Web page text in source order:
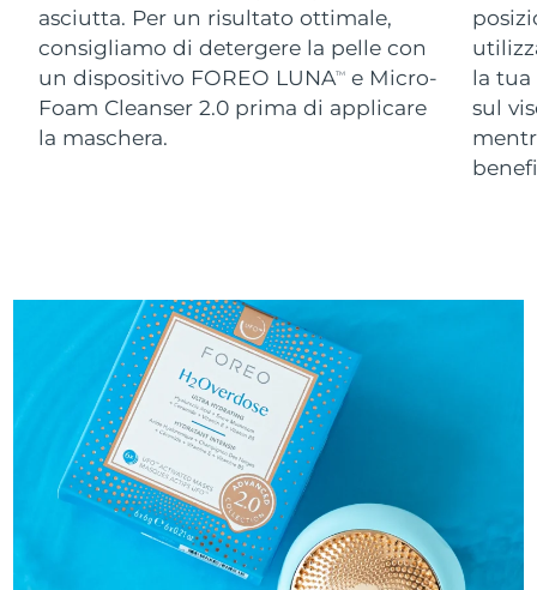
asciutta. Per un risultato ottimale,
consigliamo di detergere la pelle con
un dispositivo FOREO LUNATM
e Micro-
Foam Cleanser 2.0 prima di applicare
la maschera.
la tua
sul